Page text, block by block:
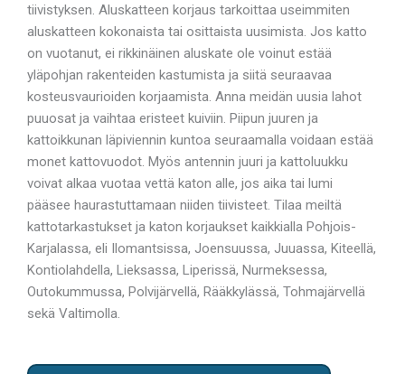
tiivistyksen. Aluskatteen korjaus tarkoittaa useimmiten
aluskatteen kokonaista tai osittaista uusimista. Jos katto
on vuotanut, ei rikkinäinen aluskate ole voinut estää
yläpohjan rakenteiden kastumista ja siitä seuraavaa
kosteusvaurioiden korjaamista. Anna meidän uusia lahot
puuosat ja vaihtaa eristeet kuiviin. Piipun juuren ja
kattoikkunan läpiviennin kuntoa seuraamalla voidaan estää
monet kattovuodot. Myös antennin juuri ja kattoluukku
voivat alkaa vuotaa vettä katon alle, jos aika tai lumi
pääsee haurastuttamaan niiden tiivisteet. Tilaa meiltä
kattotarkastukset ja katon korjaukset kaikkialla Pohjois-
Karjalassa, eli Ilomantsissa, Joensuussa, Juuassa, Kiteellä,
Kontiolahdella, Lieksassa, Liperissä, Nurmeksessa,
Outokummussa, Polvijärvellä, Rääkkylässä, Tohmajärvellä
sekä Valtimolla.